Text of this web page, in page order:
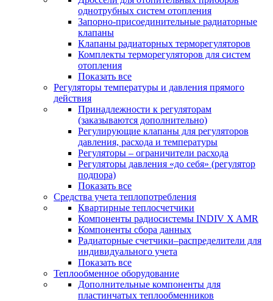
однотрубных систем отопления
Запорно-присоединительные радиаторные
клапаны
Клапаны радиаторных терморегуляторов
Комплекты терморегуляторов для систем
отопления
Показать все
Регуляторы температуры и давления прямого
действия
Принадлежности к регуляторам
(заказываются дополнительно)
Регулирующие клапаны для регуляторов
давления, расхода и температуры
Регуляторы – ограничители расхода
Регуляторы давления «до себя» (регулятор
подпора)
Показать все
Средства учета теплопотребления
Квартирные теплосчетчики
Компоненты радиосистемы INDIV X AMR
Компоненты сбора данных
Радиаторные счетчики–распределители для
индивидуального учета
Показать все
Теплообменное оборудование
Дополнительные компоненты для
пластинчатых теплообменников